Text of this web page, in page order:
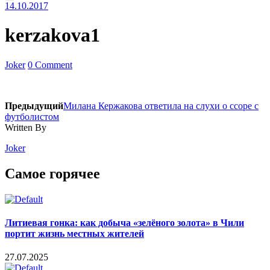
14.10.2017
kerzakova1
Joker 0 Comment
ПредыдущийМилана Кержакова ответила на слухи о ссоре с
футболистом
Written By
Joker
Самое горячее
Литиевая гонка: как добыча «зелёного золота» в Чили
портит жизнь местных жителей
27.07.2025